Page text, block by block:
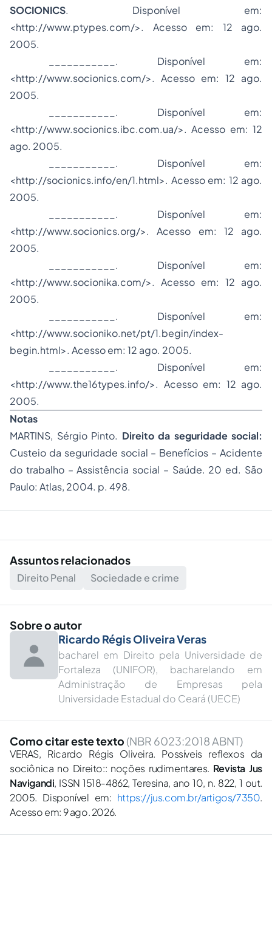
SOCIONICS. Disponível em:
<http://www.ptypes.com/>. Acesso em: 12 ago.
2005.
___________. Disponível em:
<http://www.socionics.com/>. Acesso em: 12 ago.
2005.
___________. Disponível em:
<http://www.socionics.ibc.com.ua/>. Acesso em: 12
ago. 2005.
___________. Disponível em:
<http://socionics.info/en/1.html>. Acesso em: 12 ago.
2005.
___________. Disponível em:
<http://www.socionics.org/>. Acesso em: 12 ago.
2005.
___________. Disponível em:
<http://www.socionika.com/>. Acesso em: 12 ago.
2005.
___________. Disponível em:
<http://www.socioniko.net/pt/1.begin/index-
begin.html>. Acesso em: 12 ago. 2005.
___________. Disponível em:
<http://www.the16types.info/>. Acesso em: 12 ago.
2005.
Notas
MARTINS, Sérgio Pinto. Direito da seguridade social:
Custeio da seguridade social – Benefícios – Acidente
do trabalho – Assistência social – Saúde. 20 ed. São
Paulo: Atlas, 2004. p. 498.
Assuntos relacionados
Direito Penal Sociedade e crime
Sobre o autor
Ricardo Régis Oliveira Veras
bacharel em Direito pela Universidade de
Fortaleza (UNIFOR), bacharelando em
Administração de Empresas pela
Universidade Estadual do Ceará (UECE)
Como citar este texto (NBR 6023:2018 ABNT)
VERAS, Ricardo Régis Oliveira. Possíveis reflexos da
sociônica no Direito:: noções rudimentares. Revista Jus
Navigandi, ISSN 1518-4862, Teresina, ano 10, n. 822, 1 out.
2005. Disponível em: https://jus.com.br/artigos/7350.
Acesso em: 9 ago. 2026.